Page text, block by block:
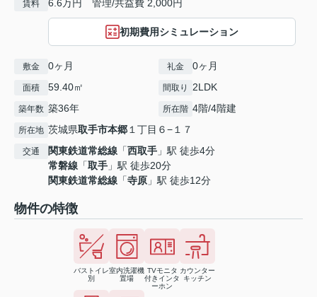
賃料 6.6万円 管理/共益費 2,000円
初期費用シミュレーション
敷金 0ヶ月 礼金 0ヶ月
面積 59.40㎡ 間取り 2LDK
築年数 築36年 所在階 4階/4階建
所在地 茨城県取手市本郷１丁目６−１７
交通 関東鉄道常総線 「西取手 」駅 徒歩4分
常磐線 「取手 」駅 徒歩20分
関東鉄道常総線 「寺原 」駅 徒歩12分
物件の特徴
バストイレ
別
室内洗濯機
置場
TVモニタ
付きインタ
ーホン
カウンター
キッチン